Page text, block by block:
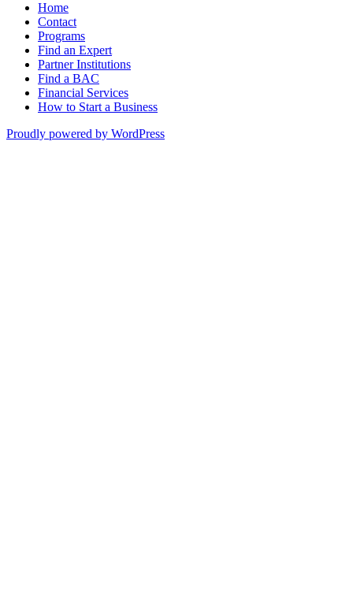
Home
Contact
Programs
Find an Expert
Partner Institutions
Find a BAC
Financial Services
How to Start a Business
Proudly powered by WordPress